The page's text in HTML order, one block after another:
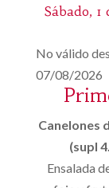
Sábado, 1
No válido
07/08/2026
Canelones
(supl
Ensalada